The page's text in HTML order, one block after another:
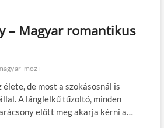
– Magyar romantikus
mozi
de most a szokásosnál is
A lánglelkű tűzoltó, minden
előtt meg akarja kérni a…